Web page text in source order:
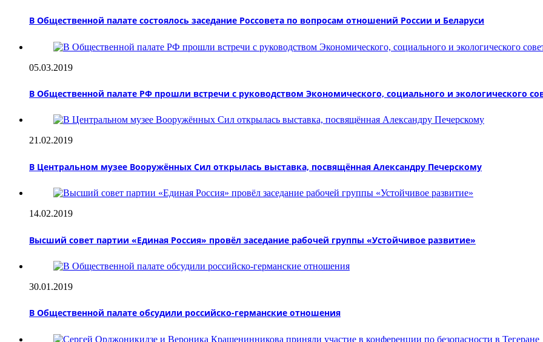
В Общественной палате состоялось заседание Россовета по вопросам отношений России и Беларуси
05.03.2019
В Общественной палате РФ прошли встречи с руководством Экономического, социального и экологического
21.02.2019
В Центральном музее Вооружённых Сил открылась выставка, посвящённая Александру Печерскому
14.02.2019
Высший совет партии «Единая Россия» провёл заседание рабочей группы «Устойчивое развитие»
30.01.2019
В Общественной палате обсудили российско-германские отношения